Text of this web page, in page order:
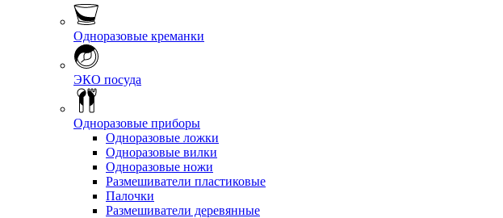
Одноразовые креманки
ЭКО посуда
Одноразовые приборы
Одноразовые ложки
Одноразовые вилки
Одноразовые ножи
Размешиватели пластиковые
Палочки
Размешиватели деревянные